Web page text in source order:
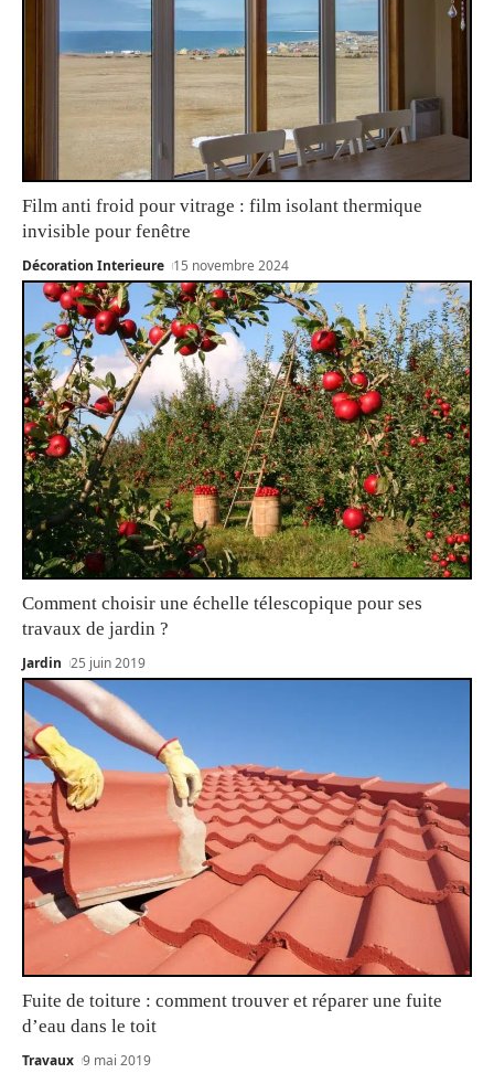
Film anti froid pour vitrage : film isolant thermique
invisible pour fenêtre
Décoration Interieure 15 novembre 2024
Comment choisir une échelle télescopique pour ses
travaux de jardin ?
Jardin 25 juin 2019
Fuite de toiture : comment trouver et réparer une fuite
d’eau dans le toit
Travaux 9 mai 2019